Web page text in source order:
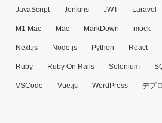
JavaScript Jenkins JWT Laravel
M1 Mac Mac MarkDown mock
Next.js Node.js Python React
Ruby Ruby On Rails Selenium
VSCode Vue.js WordPress デプ